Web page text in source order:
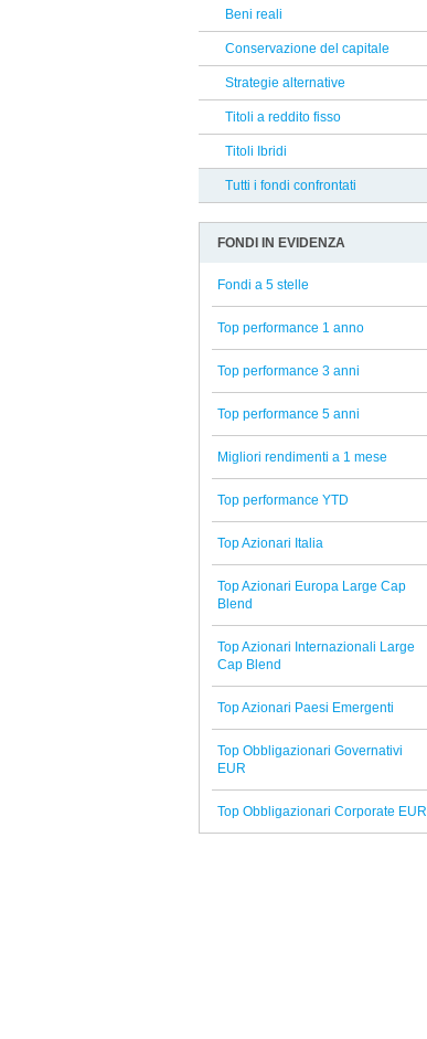
Reclami Assicurativi
Reclami Servizio di Investimento
J.P. Morgan
Bantleon
Finlabo
Aberdeen
Generali
Sarasin
Albermarle
Banca Finnat
Capital Group
Franklin Templeton Investments
Nordea
Alliance Bernstein
Tutte le Società di Gestione
Beni reali
Conservazione del capitale
Strategie alternative
Titoli a reddito fisso
Titoli Ibridi
Tutti i fondi confrontati
FONDI IN EVIDENZA
Fondi a 5 stelle
Top performance 1 anno
Top performance 3 anni
Top performance 5 anni
Migliori rendimenti a 1 mese
Top performance YTD
Top Azionari Italia
Top Azionari Europa Large Cap
Blend
Top Azionari Internazionali Large
Cap Blend
Top Azionari Paesi Emergenti
Top Obbligazionari Governativi
EUR
Top Obbligazionari Corporate EUR